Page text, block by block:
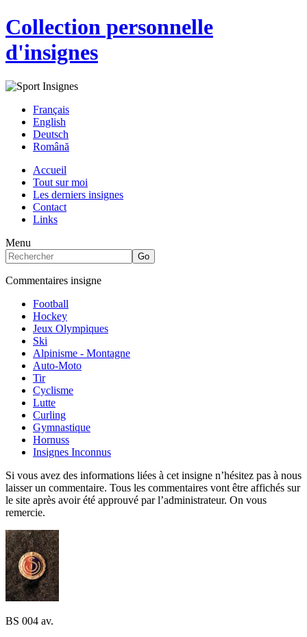
Collection personnelle
d'insignes
Français
English
Deutsch
Română
Accueil
Tout sur moi
Les derniers insignes
Contact
Links
Menu
Commentaires insigne
Football
Hockey
Jeux Olympiques
Ski
Alpinisme - Montagne
Auto-Moto
Tir
Cyclisme
Lutte
Curling
Gymnastique
Hornuss
Insignes Inconnus
Si vous avez des informations liées à cet insigne n’hésitez pas à nous
laisser un commentaire. Tous les commentaires vont être affichés sur
le site après avoir été approuvé par l’administrateur. On vous
remercie.
BS 004 av.